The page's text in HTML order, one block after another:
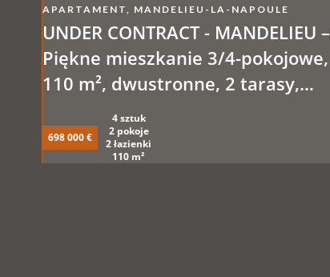
APARTAMENT, MANDELIEU-LA-NAPOULE
UNDER CONTRACT - MANDELIEU –
Piękne mieszkanie 3/4-pokojowe,
110 m², dwustronne, 2 tarasy,
piwnica + miejsce w garażu
podziemnym
698 000 €
4 sztuk
2 pokoje
2 łazienki
110 m²